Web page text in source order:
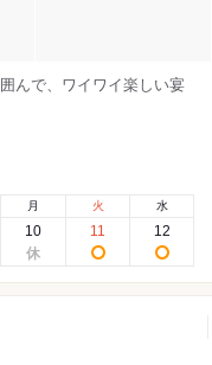
んで、ワイワイ楽しい宴
月
10
火
11
水
12